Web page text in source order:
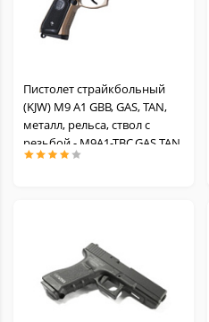
Пистолет страйкбольный
(KJW) M9 A1 GBB, GAS, TAN,
металл, рельса, ствол с
резьбой - M9A1-TBC.GAS TAN